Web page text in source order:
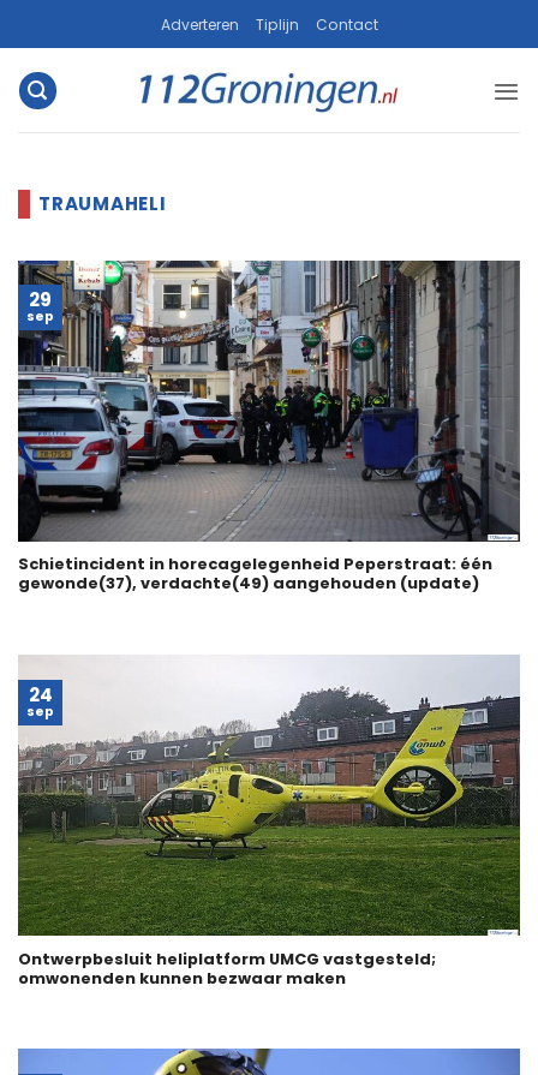
naar
inhoud
Adverteren Tiplijn Contact
Schietincident in horecagelegenheid Peperstraat: één
gewonde(37), verdachte(49) aangehouden (update)
29
sep
Ontwerpbesluit heliplatform UMCG vastgesteld;
omwonenden kunnen bezwaar maken
24
sep